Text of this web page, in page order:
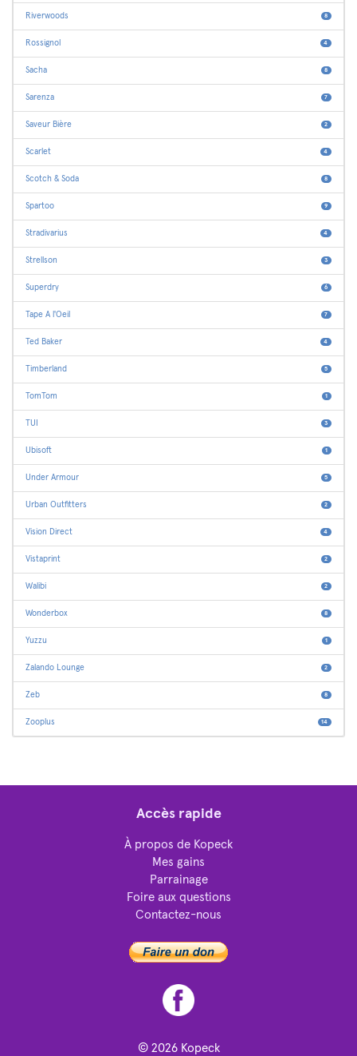
Riverwoods 8
Rossignol 4
Sacha 8
Sarenza 7
Saveur Bière 2
Scarlet 4
Scotch & Soda 8
Spartoo 9
Stradivarius 4
Strellson 3
Superdry 6
Tape A l'Oeil 7
Ted Baker 4
Timberland 5
TomTom 1
TUI 3
Ubisoft 1
Under Armour 5
Urban Outfitters 2
Vision Direct 4
Vistaprint 2
Walibi 2
Wonderbox 8
Yuzzu 1
Zalando Lounge 2
Zeb 8
Zooplus 14
Accès rapide
À propos de Kopeck
Mes gains
Parrainage
Foire aux questions
Contactez-nous
© 2026 Kopeck